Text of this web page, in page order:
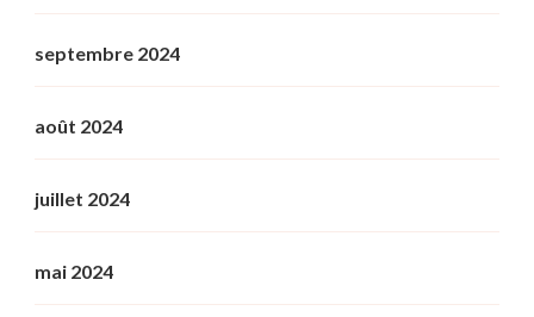
septembre 2024
août 2024
juillet 2024
mai 2024